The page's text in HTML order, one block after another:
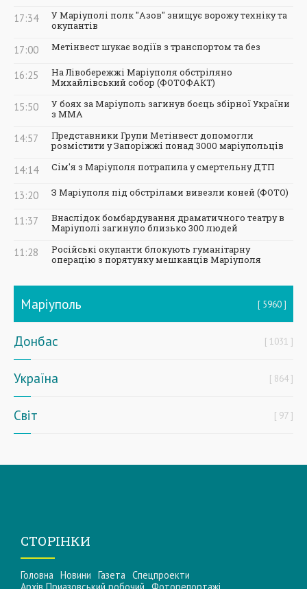
17:34
У Маріуполі полк "Азов" знищує ворожу техніку та
окупантів
17:00 Метінвест шукає водіїв з транспортом та без
16:25
На Лівобережжі Маріуполя обстріляно
Михайлівський собор (ФОТОФАКТ)
15:50
У боях за Маріуполь загинув боєць збірної України
з ММА
14:57
Представники Групи Метінвест допомогли
розмістити у Запоріжжі понад 3000 маріупольців
14:14 Сім'я з Маріуполя потрапила у смертельну ДТП
13:20 З Маріуполя під обстрілами вивезли коней (ФОТО)
11:37
Внаслідок бомбардування драматичного театру в
Маріуполі загинуло близько 300 людей
11:28
Російські окупанти блокують гуманітарну
операцію з порятунку мешканців Маріуполя
Маріуполь 5960
Донбас 1031
Україна 864
Світ 97
СТОРІНКИ
Головна Новини Газета Спецпроекти